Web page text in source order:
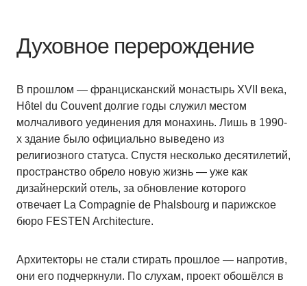
Духовное перерождение
В прошлом — францисканский монастырь XVII века,
Hôtel du Couvent долгие годы служил местом
молчаливого уединения для монахинь. Лишь в 1990-
х здание было официально выведено из
религиозного статуса. Спустя несколько десятилетий,
пространство обрело новую жизнь — уже как
дизайнерский отель, за обновление которого
отвечает La Compagnie de Phalsbourg и парижское
бюро FESTEN Architecture.
Архитекторы не стали стирать прошлое — напротив,
они его подчеркнули. По слухам, проект обошёлся в